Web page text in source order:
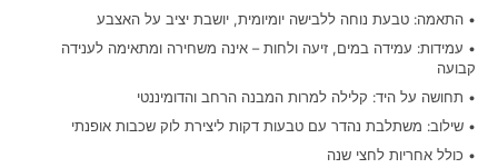
• התאמה: טבעת נוחה ללבישה יומיומית, יושבת יציב על האצבע
• עמידות: עמידה במים, זיעה ולחות – אינה משחירה ומתאימה לענידה
קבועה
• תחושה על היד: קלילה למרות המבנה הרחב והדומיננטי
• שילוב: משתלבת נהדר עם טבעות דקות ליצירת לוק שכבות אופנתי
• כולל אחריות לחצי שנה